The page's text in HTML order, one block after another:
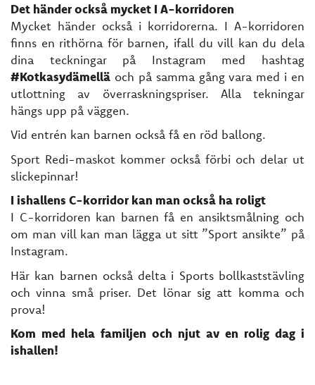
Det händer också mycket I A-korridoren
Mycket händer också i korridorerna. I A-korridoren
finns en rithörna för barnen, ifall du vill kan du dela
dina teckningar på Instagram med hashtag
#Kotkasydämellä och på samma gång vara med i en
utlottning av överraskningspriser. Alla tekningar
hängs upp på väggen.
Vid entrén kan barnen också få en röd ballong.
Sport Redi-maskot kommer också förbi och delar ut
slickepinnar!
I ishallens C-korridor kan man också ha roligt
I C-korridoren kan barnen få en ansiktsmålning och
om man vill kan man lägga ut sitt ”Sport ansikte” på
Instagram.
Här kan barnen också delta i Sports bollkaststävling
och vinna små priser. Det lönar sig att komma och
prova!
Kom med hela familjen och njut av en rolig dag i
ishallen!